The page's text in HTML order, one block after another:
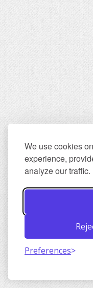
We use cookies
experience,
analyze our traffic.
Preferences